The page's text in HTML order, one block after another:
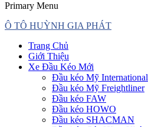
Primary Menu
Ô TÔ HUỲNH GIA PHÁT
Trang Chủ
Giới Thiệu
Xe Đầu Kéo Mới
Đầu kéo Mỹ International
Đầu kéo Mỹ Freightliner
Đầu kéo FAW
Đầu kéo HOWO
Đầu kéo SHACMAN